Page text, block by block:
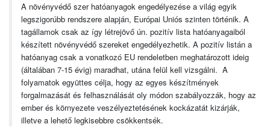
A növényvédő szer hatóanyagok engedélyezése a világ egyik
legszigorúbb rendszere alapján, Európai Uniós szinten történik. A
tagállamok csak az így létrejövő ún. pozitív lista hatóanyagaiból
készített növényvédő szereket engedélyezhetik. A pozitív listán a
hatóanyag csak a vonatkozó EU rendeletben meghatározott ideig
(általában 7-15 évig) maradhat, utána felül kell vizsgálni. A
folyamatok együttes célja, hogy az egyes készítmények
forgalmazását és felhasználását oly módon szabályozzák, hogy az
ember és környezete veszélyeztetésének kockázatát kizárják,
illetve a lehető legkisebbre csökkentsék.